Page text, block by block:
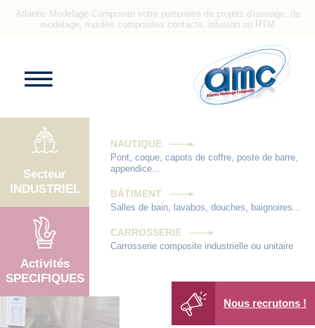
Nous recrutons !
Atlantic Modelage Composite votre partenaire de projets d'usinage, de
modelage, moules composites contacts, infusion ou RTM
Secteur
INDUSTRIEL
Activités
SPECIFIQUES
NAUTIQUE
Pont, coque, capots de coffre, poste de barre,
appendice...
BÂTIMENT
Salles de bain, lavabos, douches, baignoires...
CARROSSERIE
Carrosserie composite industrielle ou unitaire